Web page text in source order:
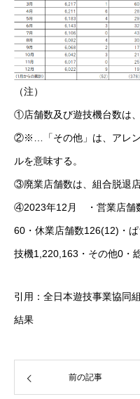
DI調査
公営競技データ
ゲーム業界データ
その他データ
お問い合わせ
（注）
①店舗数及び遊技機台数は
②※…「その他」は、アレン
ルを意味する。
③廃業店舗数は、組合脱退店
④2023年12月 ・営業店舗
60・休業店舗数126(12)・
技機1,220,163・その他0・
引用：全日本遊技事業協同
結果
前の記事